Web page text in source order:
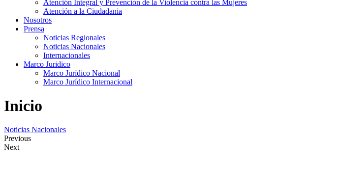
Atención Integral y Prevención de la Violencia contra las Mujeres
Atención a la Ciudadania
Nosotros
Prensa
Noticias Regionales
Noticias Nacionales
Internacionales
Marco Juridico
Marco Jurídico Nacional
Marco Jurídico Internacional
Inicio
Noticias Nacionales
Previous
Next